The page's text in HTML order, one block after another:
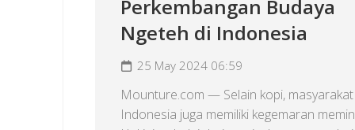
Perkembangan Budaya
Ngeteh di Indonesia
25 May 2024 06:59
Mounture.com — Selain kopi, masyarakat
Indonesia juga memiliki kegemaran